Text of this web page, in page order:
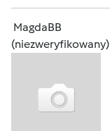
MagdaBB
(niezweryfikowany)